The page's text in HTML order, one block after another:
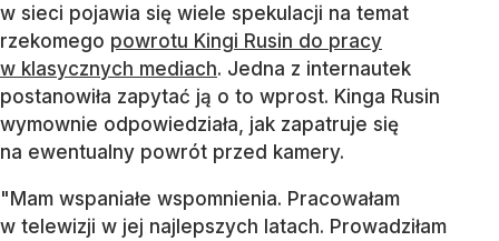
w sieci pojawia się wiele spekulacji na temat
rzekomego powrotu Kingi Rusin do pracy
w klasycznych mediach. Jedna z internautek
postanowiła zapytać ją o to wprost. Kinga Rusin
wymownie odpowiedziała, jak zapatruje się
na ewentualny powrót przed kamery.
"Mam wspaniałe wspomnienia. Pracowałam
w telewizji w jej najlepszych latach. Prowadziłam